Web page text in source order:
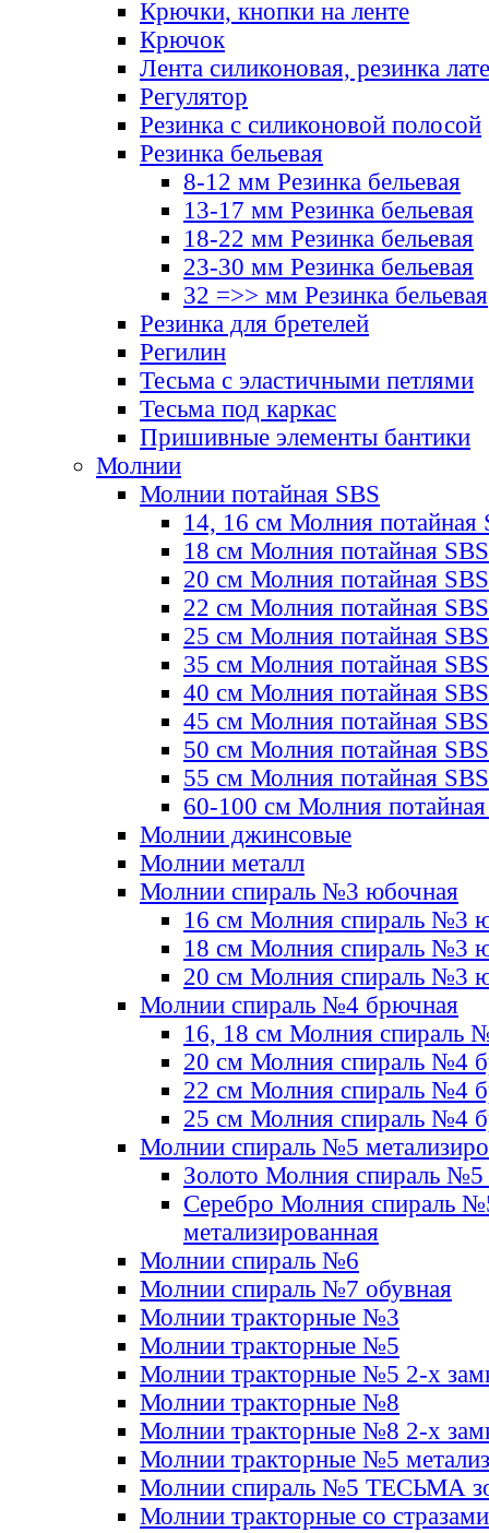
Крючки, кнопки на ленте
Крючок
Лента силиконовая, резинка
Регулятор
Резинка с силиконовой полосой
Резинка бельевая
8-12 мм Резинка бельевая
13-17 мм Резинка бельевая
18-22 мм Резинка бельевая
23-30 мм Резинка бельевая
32 =>> мм Резинка бельевая
Резинка для бретелей
Регилин
Тесьма с эластичными петлями
Тесьма под каркас
Пришивные элементы бантики
Молнии
Молнии потайная SBS
14, 16 см Молния потайная
18 см Молния потайная SBS
20 см Молния потайная SBS
22 см Молния потайная SBS
25 см Молния потайная SBS
35 см Молния потайная SBS
40 см Молния потайная SBS
45 см Молния потайная SBS
50 см Молния потайная SBS
55 см Молния потайная SBS
60-100 см Молния
Молнии джинсовые
Молнии металл
Молнии спираль №3 юбочная
16 см Молния спираль №3
18 см Молния спираль №3
20 см Молния спираль №3
Молнии спираль №4 брючная
16, 18 см Молния спираль
20 см Молния спираль №4
22 см Молния спираль №4
25 см Молния спираль №4
Молнии спираль №5
Золото Молния спираль №5
Серебро Молния спираль
метализированная
Молнии спираль №6
Молнии спираль №7 обувная
Молнии тракторные №3
Молнии тракторные №5
Молнии тракторные №5 2-х
Молнии тракторные №8
Молнии тракторные №8 2-х
Молнии тракторные №5
Молнии спираль №5 ТЕСЬМА
Молнии тракторные со стразами